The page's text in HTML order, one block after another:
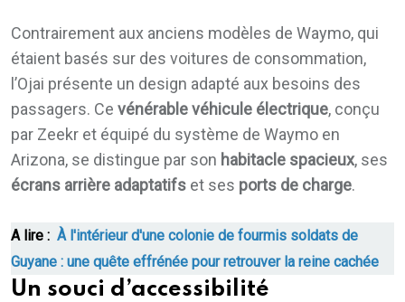
Contrairement aux anciens modèles de Waymo, qui
étaient basés sur des voitures de consommation,
l’Ojai présente un design adapté aux besoins des
passagers. Ce vénérable véhicule électrique, conçu
par Zeekr et équipé du système de Waymo en
Arizona, se distingue par son habitacle spacieux, ses
écrans arrière adaptatifs et ses ports de charge.
A lire : À l'intérieur d'une colonie de fourmis soldats de
Guyane : une quête effrénée pour retrouver la reine cachée
Un souci d’accessibilité